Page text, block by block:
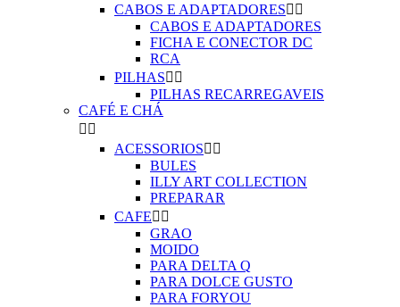
CABOS E ADAPTADORES 
CABOS E ADAPTADORES
FICHA E CONECTOR DC
RCA
PILHAS 
PILHAS RECARREGAVEIS
CAFÉ E CHÁ
 
ACESSORIOS 
BULES
ILLY ART COLLECTION
PREPARAR
CAFE 
GRAO
MOIDO
PARA DELTA Q
PARA DOLCE GUSTO
PARA FORYOU